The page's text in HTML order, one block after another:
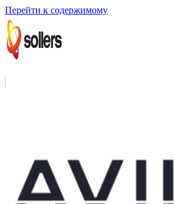
Перейти к содержимому